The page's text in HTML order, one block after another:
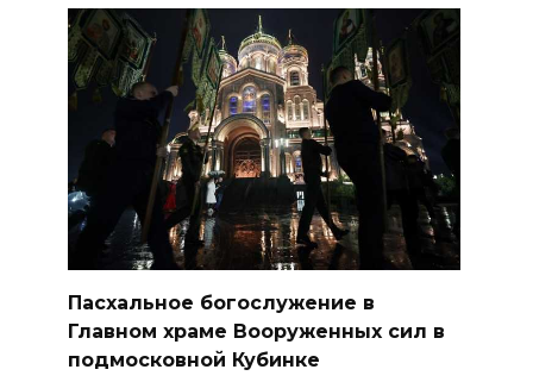
Пасхальное богослужение в
Главном храме Вооруженных сил в
подмосковной Кубинке